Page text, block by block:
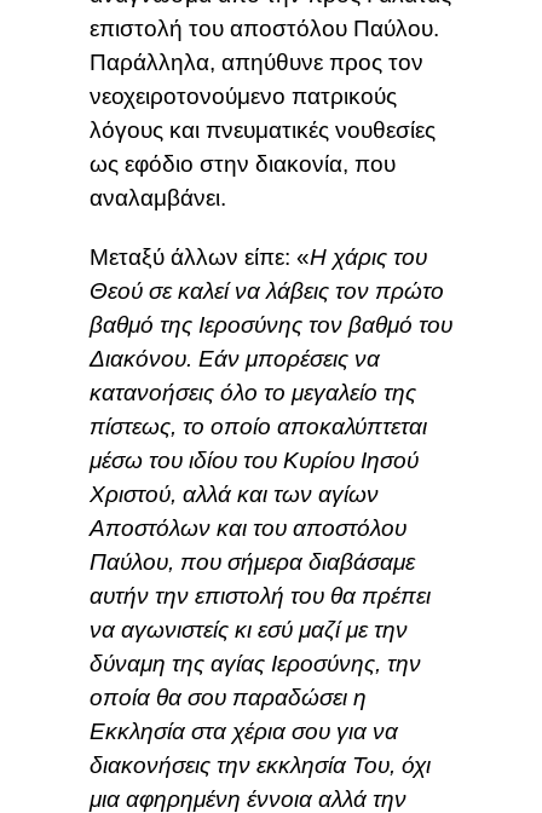
επιστολή του αποστόλου Παύλου.
Παράλληλα, απηύθυνε προς τον
νεοχειροτονούμενο πατρικούς
λόγους και πνευματικές νουθεσίες
ως εφόδιο στην διακονία, που
αναλαμβάνει.
Μεταξύ άλλων είπε: «Η χάρις του
Θεού σε καλεί να λάβεις τον πρώτο
βαθμό της Ιεροσύνης τον βαθμό του
Διακόνου. Εάν μπορέσεις να
κατανοήσεις όλο το μεγαλείο της
πίστεως, το οποίο αποκαλύπτεται
μέσω του ιδίου του Κυρίου Ιησού
Χριστού, αλλά και των αγίων
Αποστόλων και του αποστόλου
Παύλου, που σήμερα διαβάσαμε
αυτήν την επιστολή του θα πρέπει
να αγωνιστείς κι εσύ μαζί με την
δύναμη της αγίας Ιεροσύνης, την
οποία θα σου παραδώσει η
Εκκλησία στα χέρια σου για να
διακονήσεις την εκκλησία Του, όχι
μια αφηρημένη έννοια αλλά την